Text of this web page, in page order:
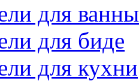
для ванны
для биде
для кухни